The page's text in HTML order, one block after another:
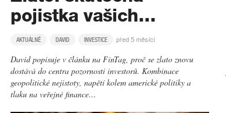
pojistka vašich…
AKTUÁLNĚ DAVID INVESTICE před 5 měsíci
David popisuje v článku na FinTag, proč se zlato znovu
dostává do centra pozornosti investorů. Kombinace
geopolitické nejistoty, napětí kolem americké politiky a
tlaku na veřejné finance…